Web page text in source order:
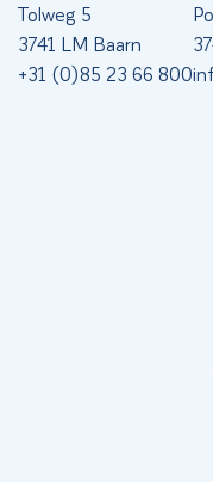
Tolweg 5
3741 LM Baarn
+31 (0)85 23 66 800